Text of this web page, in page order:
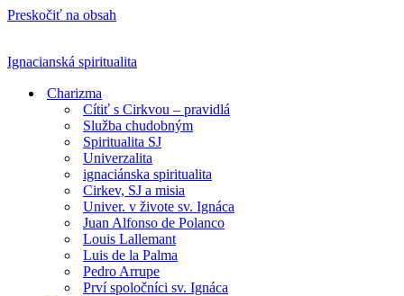
Preskočiť na obsah
Ignacianská spiritualita
Charizma
Cítiť s Cirkvou – pravidlá
Služba chudobným
Spiritualita SJ
Univerzalita
ignaciánska spiritualita
Cirkev, SJ a misia
Univer. v živote sv. Ignáca
Juan Alfonso de Polanco
Louis Lallemant
Luis de la Palma
Pedro Arrupe
Prví spoločníci sv. Ignáca